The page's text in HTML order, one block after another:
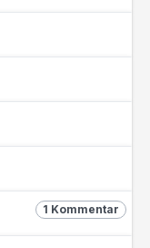
1 Kommentar